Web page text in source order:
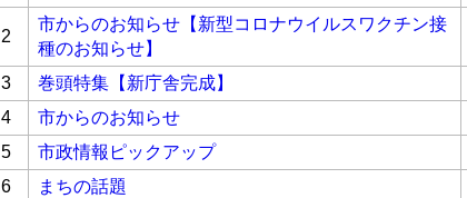
2
市からのお知らせ【新型コロナウイルスワクチン接
種のお知らせ】
3 巻頭特集【新庁舎完成】
4
市からのお知らせ
5
市政情報ピックアップ
6
まちの話題